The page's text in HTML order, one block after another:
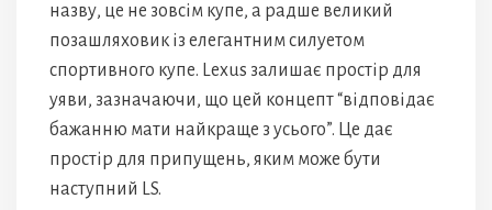
назву, це не зовсім купе, а радше великий
позашляховик із елегантним силуетом
спортивного купе. Lexus залишає простір для
уяви, зазначаючи, що цей концепт “відповідає
бажанню мати найкраще з усього”. Це дає
простір для припущень, яким може бути
наступний LS.